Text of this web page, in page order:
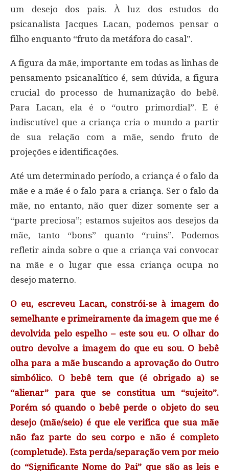
um desejo dos pais. À luz dos estudos do
psicanalista Jacques Lacan, podemos pensar o
filho enquanto “fruto da metáfora do casal”.
A figura da mãe, importante em todas as linhas de
pensamento psicanalítico é, sem dúvida, a figura
crucial do processo de humanização do bebê.
Para Lacan, ela é o “outro primordial”. E é
indiscutível que a criança cria o mundo a partir
de sua relação com a mãe, sendo fruto de
projeções e identificações.
Até um determinado período, a criança é o falo da
mãe e a mãe é o falo para a criança. Ser o falo da
mãe, no entanto, não quer dizer somente ser a
“parte preciosa”; estamos sujeitos aos desejos da
mãe, tanto “bons” quanto “ruins”. Podemos
refletir ainda sobre o que a criança vai convocar
na mãe e o lugar que essa criança ocupa no
desejo materno.
O eu, escreveu Lacan, constrói-se à imagem do
semelhante e primeiramente da imagem que me é
devolvida pelo espelho – este sou eu. O olhar do
outro devolve a imagem do que eu sou. O bebê
olha para a mãe buscando a aprovação do Outro
simbólico. O bebê tem que (é obrigado a) se
“alienar” para que se constitua um “sujeito”.
Porém só quando o bebê perde o objeto do seu
desejo (mãe/seio) é que ele verifica que sua mãe
não faz parte do seu corpo e não é completo
(completude). Esta perda/separação vem por meio
do “Significante Nome do Pai” que são as leis e